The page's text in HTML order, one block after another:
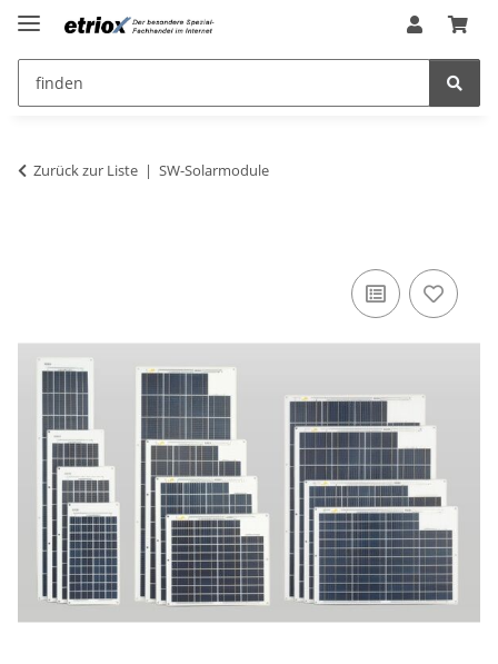
Zurück zur Liste SW-Solarmodule